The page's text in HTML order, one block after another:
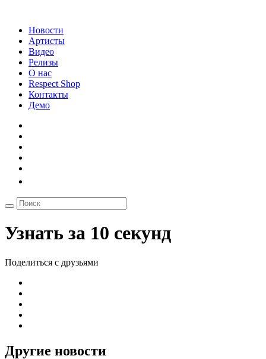
Новости
Артисты
Видео
Релизы
О нас
Respect Shop
Контакты
Демо
Узнать за 10 секунд
Поделиться с друзьями
Другие новости